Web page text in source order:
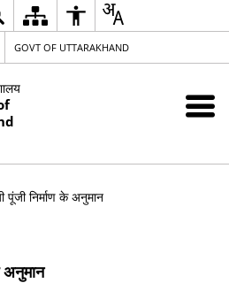
GOVT OF UTTARAKHAND
पूंजी निर्माण के अनुमान
अनुमान